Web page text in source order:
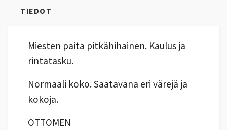
TIEDOT
Miesten paita pitkähihainen. Kaulus ja
rintatasku.
Normaali koko. Saatavana eri värejä ja
kokoja.
OTTOMEN